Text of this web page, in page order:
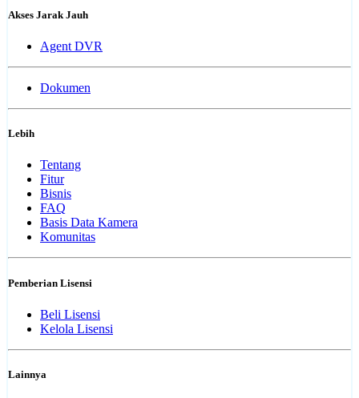
Akses Jarak Jauh
Agent DVR
Dokumen
Lebih
Tentang
Fitur
Bisnis
FAQ
Basis Data Kamera
Komunitas
Pemberian Lisensi
Beli Lisensi
Kelola Lisensi
Lainnya